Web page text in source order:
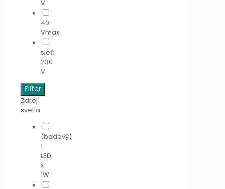
V
40
Vmax
sieť:
230
V
Filter
Zdroj
svetla
(bodový)
1
LED
x
1W